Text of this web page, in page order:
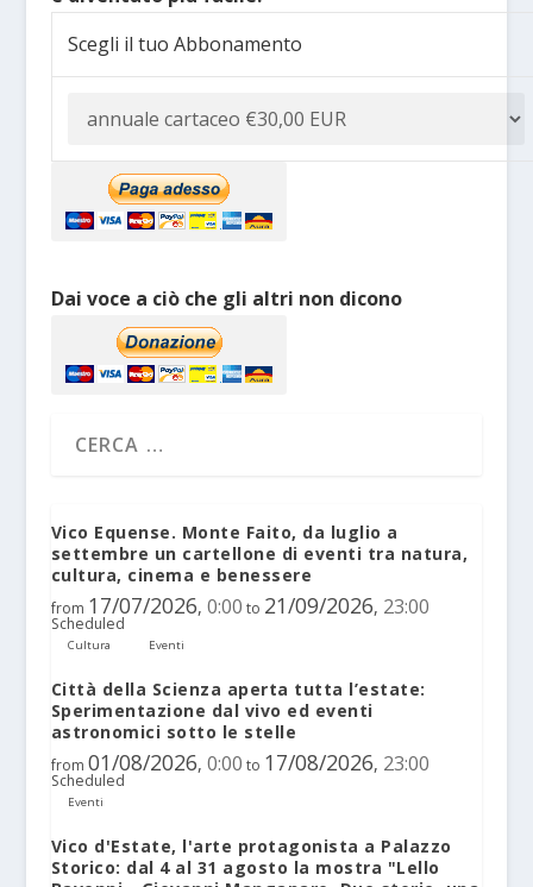
Scegli il tuo Abbonamento
Dai voce a ciò che gli altri non dicono
Vico Equense. Monte Faito, da luglio a
settembre un cartellone di eventi tra natura,
cultura, cinema e benessere
from 17/07/2026, 0:00 to 21/09/2026, 23:00
Scheduled
Cultura Eventi
Città della Scienza aperta tutta l’estate:
Sperimentazione dal vivo ed eventi
astronomici sotto le stelle
from 01/08/2026, 0:00 to 17/08/2026, 23:00
Scheduled
Eventi
Vico d'Estate, l'arte protagonista a Palazzo
Storico: dal 4 al 31 agosto la mostra "Lello